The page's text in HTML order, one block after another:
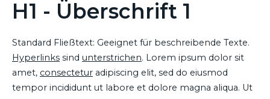
H1 - Überschrift 1
Standard Fließtext: Geeignet für beschreibende Texte.
Hyperlinks sind unterstrichen. Lorem ipsum dolor sit
amet, consectetur adipiscing elit, sed do eiusmod
tempor incididunt ut labore et dolore magna aliqua. Ut